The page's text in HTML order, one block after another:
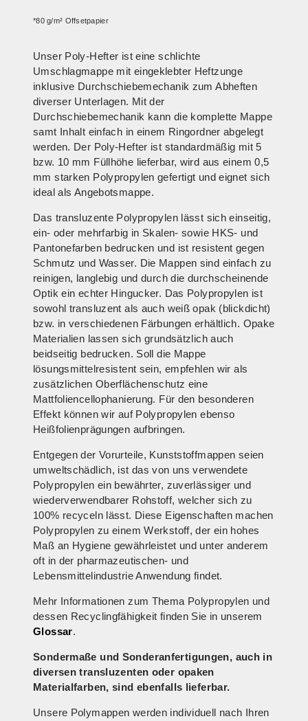
*80 g/m² Offsetpapier
Unser Poly-Hefter ist eine schlichte
Umschlagmappe mit eingeklebter Heftzunge
inklusive Durchschiebemechanik zum Abheften
diverser Unterlagen. Mit der
Durchschiebemechanik kann die komplette Mappe
samt Inhalt einfach in einem Ringordner abgelegt
werden. Der Poly-Hefter ist standardmäßig mit 5
bzw. 10 mm Füllhöhe lieferbar, wird aus einem 0,5
mm starken Polypropylen gefertigt und eignet sich
ideal als Angebotsmappe.
Das transluzente Polypropylen lässt sich einseitig,
ein- oder mehrfarbig in Skalen- sowie HKS- und
Pantonefarben bedrucken und ist resistent gegen
Schmutz und Wasser. Die Mappen sind einfach zu
reinigen, langlebig und durch die durchscheinende
Optik ein echter Hingucker. Das Polypropylen ist
sowohl transluzent als auch weiß opak (blickdicht)
bzw. in verschiedenen Färbungen erhältlich. Opake
Materialien lassen sich grundsätzlich auch
beidseitig bedrucken. Soll die Mappe
lösungsmittelresistent sein, empfehlen wir als
zusätzlichen Oberflächenschutz eine
Mattfoliencellophanierung. Für den besonderen
Effekt können wir auf Polypropylen ebenso
Heißfolienprägungen aufbringen.
Entgegen der Vorurteile, Kunststoffmappen seien
umweltschädlich, ist das von uns verwendete
Polypropylen ein bewährter, zuverlässiger und
wiederverwendbarer Rohstoff, welcher sich zu
100% recyceln lässt. Diese Eigenschaften machen
Polypropylen zu einem Werkstoff, der ein hohes
Maß an Hygiene gewährleistet und unter anderem
oft in der pharmazeutischen- und
Lebensmittelindustrie Anwendung findet.
Mehr Informationen zum Thema Polypropylen und
dessen Recyclingfähigkeit finden Sie in unserem
Glossar.
Sondermaße und Sonderanfertigungen, auch in
diversen transluzenten oder opaken
Materialfarben, sind ebenfalls lieferbar.
Unsere Polymappen werden individuell nach Ihren